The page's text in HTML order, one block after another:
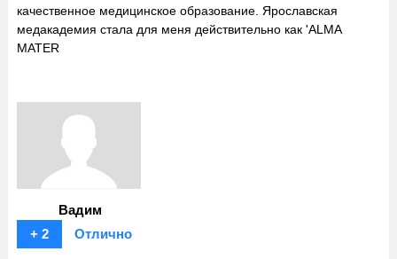
качественное медицинское образование. Ярославская
медакадемия стала для меня действительно как 'ALMA
MATER
Вадим
+ 2
Отлично